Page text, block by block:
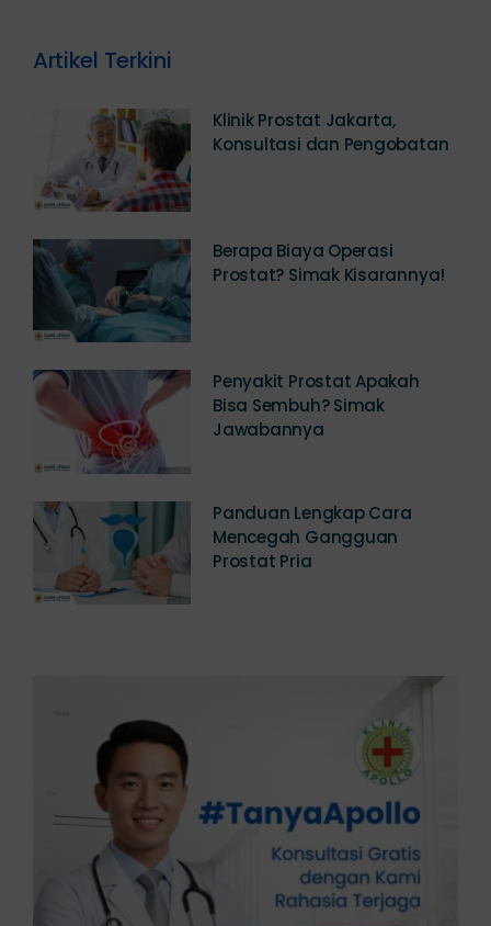
Klinik Prostat Jakarta,
Berapa Biaya Operasi
Penyakit Prostat Apakah
Bisa Sembuh? Simak
Panduan Lengkap Cara
Mencegah Gangguan